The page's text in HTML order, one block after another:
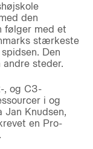
den
følger med et
stærkeste
Den
steder.
, og C3-
i og
Knudsen,
en Pro-